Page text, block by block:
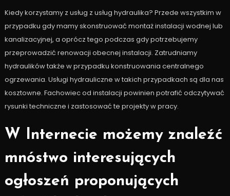
Kiedy korzystamy z usług z usług hydraulika? Przede wszystkim w
przypadku gdy mamy skonstruować montaż instalacji wodnej lub
kanalizacyjnej, a oprócz tego podczas gdy potrzebujemy
przeprowadzić renowacji obecnej instalacji. Zatrudniamy
hydraulików także w przypadku konstruowania centralnego
ogrzewania. Usługi hydrauliczne w takich przypadkach są dla nas
kosztowne. Fachowiec od instalacji powinien potrafić odczytywać
rysunki techniczne i zastosować te projekty w pracy.
W Internecie możemy znaleźć
mnóstwo interesujących
ogłoszeń proponujących